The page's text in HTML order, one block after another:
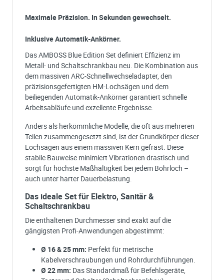
Maximale Präzision. In Sekunden gewechselt.
Inklusive Automatik-Ankörner.
Das AMBOSS Blue Edition Set definiert Effizienz im
Metall- und Schaltschrankbau neu. Die Kombination aus
dem massiven ARC-Schnellwechseladapter, den
präzisionsgefertigten HM-Lochsägen und dem
beiliegenden Automatik-Ankörner garantiert schnelle
Arbeitsabläufe und exzellente Ergebnisse.
Anders als herkömmliche Modelle, die oft aus mehreren
Teilen zusammengesetzt sind, ist der Grundkörper dieser
Lochsägen aus einem massiven Kern gefräst. Diese
stabile Bauweise minimiert Vibrationen drastisch und
sorgt für höchste Maßhaltigkeit bei jedem Bohrloch –
auch unter harter Dauerbelastung.
Das ideale Set für Elektro, Sanitär &
Schaltschrankbau
Die enthaltenen Durchmesser sind exakt auf die
gängigsten Profi-Anwendungen abgestimmt:
Ø 16 & 25 mm: Perfekt für metrische
Kabelverschraubungen und Rohrdurchführungen.
Ø 22 mm: Das Standardmaß für Befehlsgeräte,